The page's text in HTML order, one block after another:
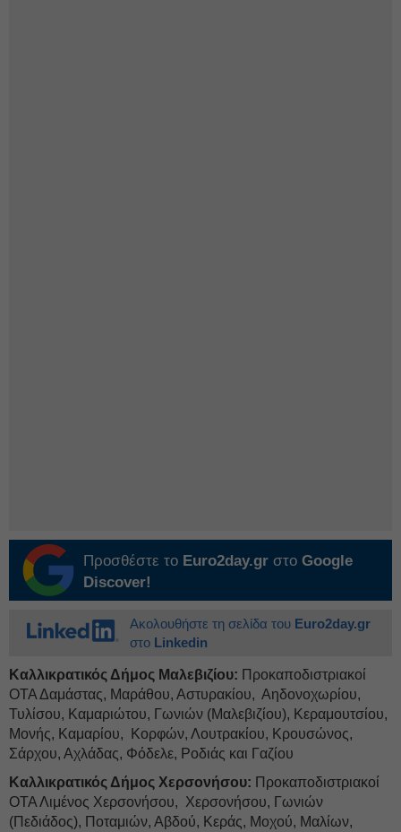
Προσθέστε το Euro2day.gr στο Google
Discover!
Ακολουθήστε τη σελίδα του Euro2day.gr
στο Linkedin
Καλλικρατικός Δήμος Μαλεβιζίου: Προκαποδιστριακοί
ΟΤΑ Δαμάστας, Μαράθου, Αστυρακίου, Αηδονοχωρίου,
Τυλίσου, Καμαριώτου, Γωνιών (Μαλεβιζίου), Κεραμουτσίου,
Μονής, Καμαρίου, Κορφών, Λουτρακίου, Κρουσώνος,
Σάρχου, Αχλάδας, Φόδελε, Ροδιάς και Γαζίου
Καλλικρατικός Δήμος Χερσονήσου: Προκαποδιστριακοί
ΟΤΑ Λιμένος Χερσονήσου, Χερσονήσου, Γωνιών
(Πεδιάδος), Ποταμιών, Αβδού, Κεράς, Μοχού, Μαλίων,